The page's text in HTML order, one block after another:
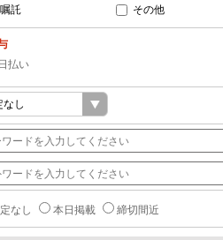
嘱託
その他
日払い
なし 本日掲載 締切間近